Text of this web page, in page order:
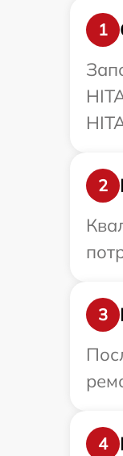
1
2
3
4